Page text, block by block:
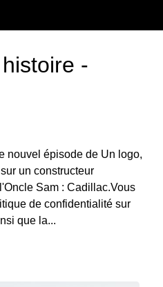
-
nouvel épisode de Un logo,
un constructeur
Sam : Cadillac.Vous
de confidentialité sur
que la...